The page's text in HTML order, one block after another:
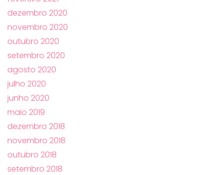
dezembro 2020
novembro 2020
outubro 2020
setembro 2020
agosto 2020
julho 2020
junho 2020
maio 2019
dezembro 2018
novembro 2018
outubro 2018
setembro 2018